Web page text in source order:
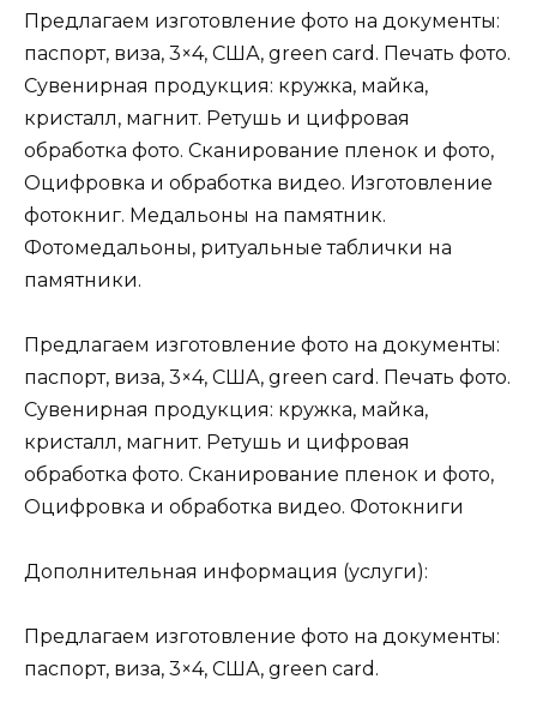
Предлагаем изготовление фото на документы:
паспорт, виза, 3×4, США, green card. Печать фото.
Сувенирная продукция: кружка, майка,
кристалл, магнит. Ретушь и цифровая
обработка фото. Сканирование пленок и фото,
Оцифровка и обработка видео. Изготовление
фотокниг. Медальоны на памятник.
Фотомедальоны, ритуальные таблички на
памятники.
Предлагаем изготовление фото на документы:
паспорт, виза, 3×4, США, green card. Печать фото.
Сувенирная продукция: кружка, майка,
кристалл, магнит. Ретушь и цифровая
обработка фото. Сканирование пленок и фото,
Оцифровка и обработка видео. Фотокниги
Дополнительная информация (услуги):
Предлагаем изготовление фото на документы:
паспорт, виза, 3×4, США, green card.